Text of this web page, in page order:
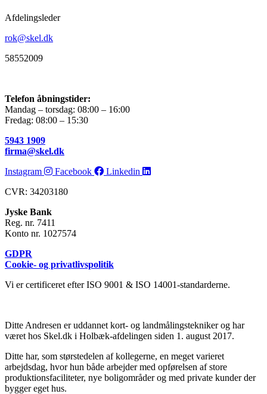
Afdelingsleder
rok@skel.dk
58552009
Telefon åbningstider:
Mandag – torsdag: 08:00 – 16:00
Fredag: 08:00 – 15:30
5943 1909
firma@skel.dk
Instagram
Facebook
Linkedin
CVR: 34203180
Jyske Bank
Reg. nr. 7411
Konto nr. 1027574
GDPR
Cookie- og privatlivspolitik
Vi er certificeret efter ISO 9001 & ISO 14001-standarderne.
Ditte Andresen er uddannet kort- og landmålingstekniker og har
været hos Skel.dk i Holbæk-afdelingen siden 1. august 2017.
Ditte har, som størstedelen af kollegerne, en meget varieret
arbejdsdag, hvor hun både arbejder med opførelsen af store
produktionsfaciliteter, nye boligområder og med private kunder der
bygger eget hus.